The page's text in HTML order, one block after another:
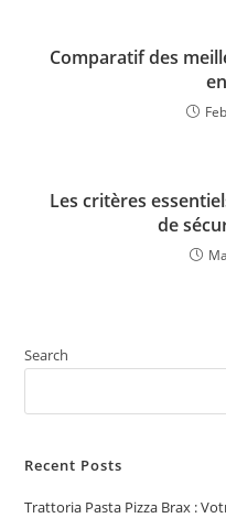
Comparatif des
Les critères
de
Search
Recent Posts
Trattoria Pasta Pizza Brax :